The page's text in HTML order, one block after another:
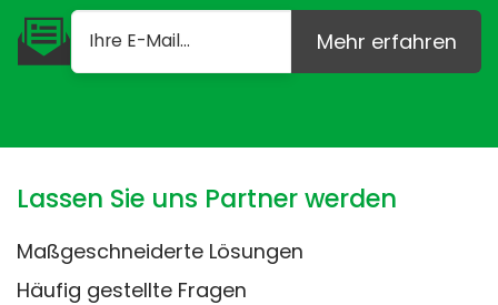
Mehr erfahren
Lassen Sie uns Partner werden
Maßgeschneiderte Lösungen
Häufig gestellte Fragen